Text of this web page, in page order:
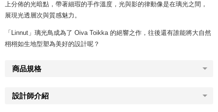
上分佈的光暗點，帶著細瑕的手作溫度，光與影的律動像是在璃光之間，
展現光透層次與質感魅力。
「Linnut」璃光鳥成為了 Oiva Toikka 的絕響之作，往後還有誰能將大自然
栩栩如生地型塑為美好的設計呢？
商品規格
設計師介紹